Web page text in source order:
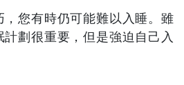
，您有時仍可能難以入睡。雖
劃很重要，但是強迫自己入